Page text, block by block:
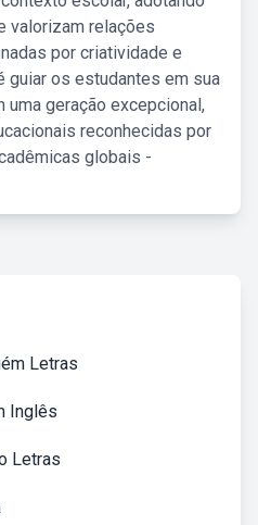
valorizam relações
por criatividade e
guiar os estudantes em sua
uma geração excepcional,
reconhecidas por
globais -
Letras
Inglês
Letras